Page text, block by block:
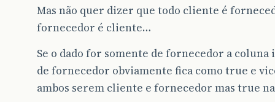
Mas não quer dizer que todo cliente é
fornecedor é cliente…
Se o dado for somente de fornecedor a coluna
de fornecedor obviamente fica como true e
ambos serem cliente e fornecedor mas true